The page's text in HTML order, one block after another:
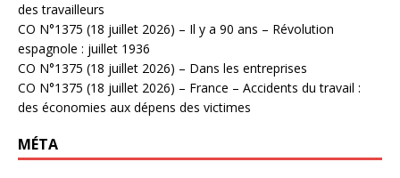
des travailleurs
CO N°1375 (18 juillet 2026) – Il y a 90 ans – Révolution
espagnole : juillet 1936
CO N°1375 (18 juillet 2026) – Dans les entreprises
CO N°1375 (18 juillet 2026) – France – Accidents du travail :
des économies aux dépens des victimes
MÉTA